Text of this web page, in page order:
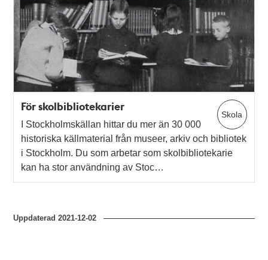
poster
och
teman
Skola
För skolbibliotekarier
I Stockholmskällan hittar du mer än 30 000
historiska källmaterial från museer, arkiv och bibliotek
i Stockholm. Du som arbetar som skolbibliotekarie
kan ha stor användning av Stoc…
Uppdaterad2021-12-02